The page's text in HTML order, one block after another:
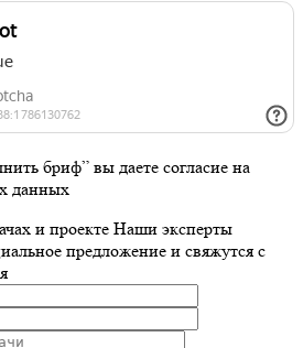
бриф” вы даете согласие на
данных
и проекте Наши эксперты
предложение и свяжутся с